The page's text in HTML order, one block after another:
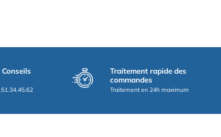
Traitement rapide des
commandes
Traitement en 24h maximum